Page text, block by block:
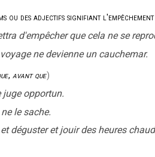
ou des adjectifs signifiant
d'empêcher que cela ne se
ne devienne un cauchemar.
, avant que)
opportun.
le sache.
déguster et jouir des heures